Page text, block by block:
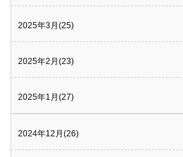
2025年3月(25)
2025年2月(23)
2025年1月(27)
2024年12月(26)